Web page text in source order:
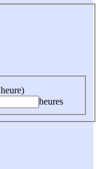
heures